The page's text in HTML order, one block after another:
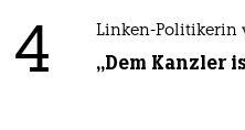
4 Linken-Politikerin
„Dem Kanzler